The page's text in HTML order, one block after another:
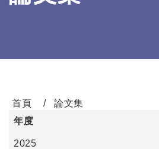
首頁
論文集
年度
2025